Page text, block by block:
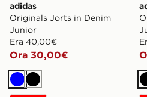
adidas
Originals Jorts in Denim
Junior
Era 40,00€
Ora 30,00€
BluNero